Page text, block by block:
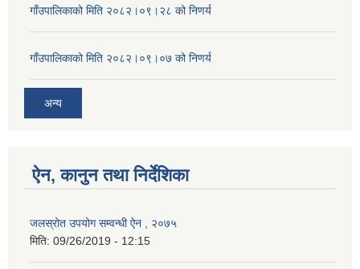
गाँउपालिकाको मिति २०८२।०९।२८ को निणर्य
गाँउपालिकाको मिति २०८२।०९।०७ को निणर्य
अन्य
ऐन, कानुन तथा निर्देशिका
जलस्रोत उपयोग सम्वन्धी ऐन , २०७५
मिति: 09/26/2019 - 12:15